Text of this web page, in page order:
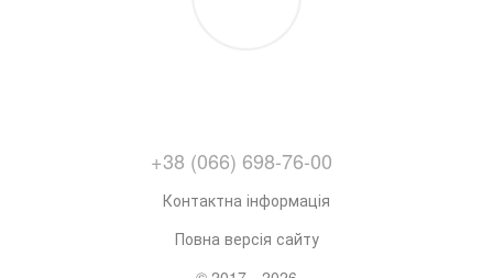
+38 (066) 698-76-00
Контактна інформація
Повна версія сайту